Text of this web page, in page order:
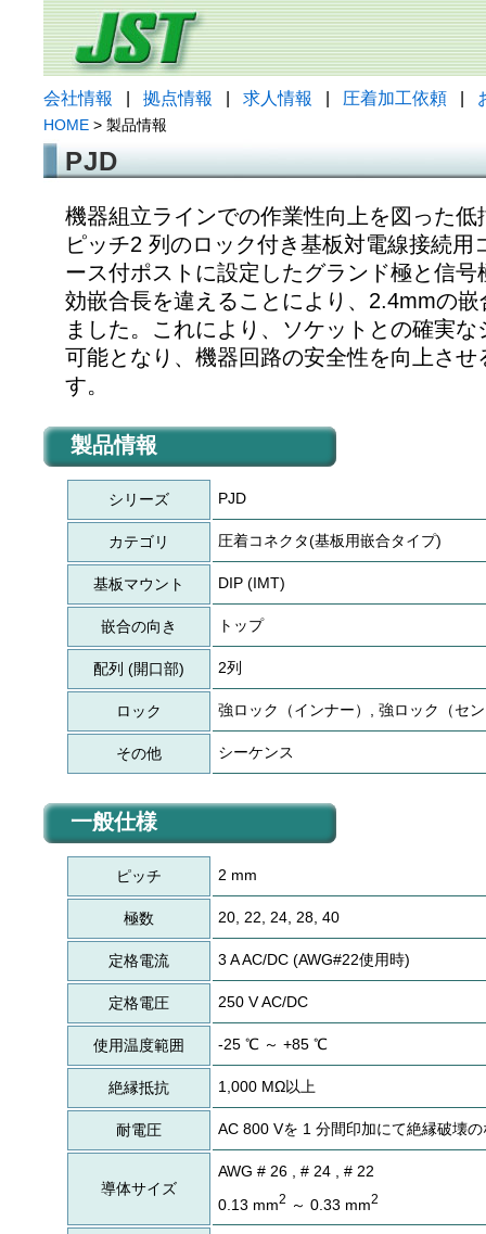
会社情報 拠点情報 求人情報 圧着加工依頼
HOME > 製品情報
PJD
機器組立ラインでの作業性向上を図った低
ピッチ2 列のロック付き基板対電線接続用
ース付ポストに設定したグランド極と信号
効嵌合長を違えることにより、2.4mmの
ました。これにより、ソケットとの確実
可能となり、機器回路の安全性を向上させ
す。
製品情報
シリーズ PJD
カテゴリ 圧着コネクタ(基板用嵌合タイプ)
基板マウント DIP (IMT)
嵌合の向き トップ
配列 (開口部) 2列
ロック 強ロック（インナー）, 強ロック（セ
その他 シーケンス
一般仕様
ピッチ 2 mm
極数 20, 22, 24, 28, 40
定格電流 3 A AC/DC (AWG#22使用時)
定格電圧 250 V AC/DC
使用温度範囲 -25 ℃ ～ +85 ℃
絶縁抵抗 1,000 MΩ以上
耐電圧 AC 800 Vを 1 分間印加にて絶縁破壊
導体サイズ
AWG # 26 , # 24 , # 22
0.13 mm2 ～ 0.33 mm2